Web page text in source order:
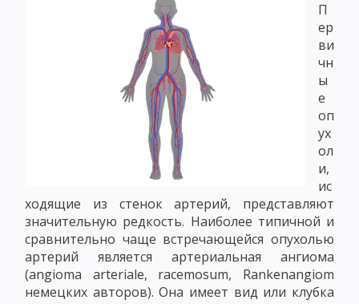
П
ер
ви
чн
ы
е
оп
ух
ол
и,
ис
ходящие из стенок артерий, представляют
значительную редкость. Наиболее типичной и
сравнительно чаще встречающейся опухолью
артерий является артериальная ангиома
(angioma arteriale, racemosum, Rankenangiom
немецких авторов). Она имеет вид или клубка